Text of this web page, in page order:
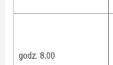
godz. 8.00